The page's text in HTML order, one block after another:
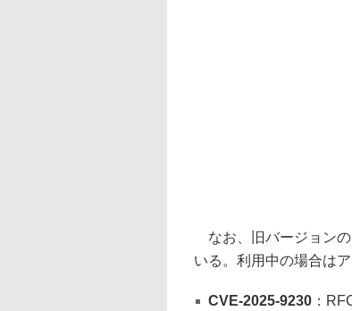
なお、旧バージョンの
いる。利用中の場合は
CVE-2025-9230 ：